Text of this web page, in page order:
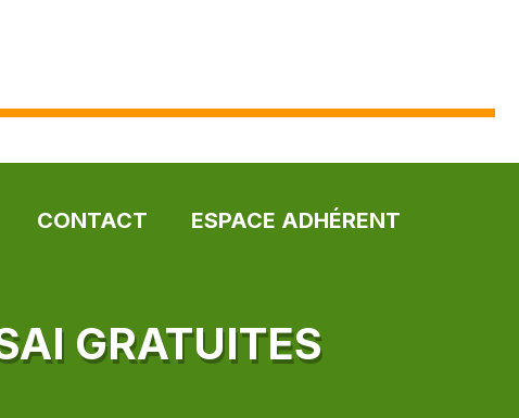
CONTACT ESPACE ADHÉRENT
GRATUITES